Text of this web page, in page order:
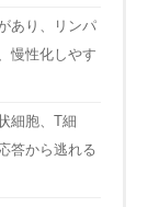
あり、リンパ
慢性化しやす
細胞、T細
答から逃れる